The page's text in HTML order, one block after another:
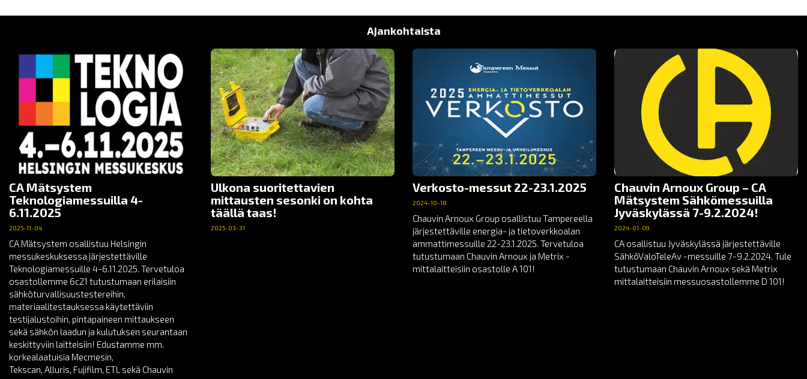
Ajankohtaista
CA Mätsystem
Teknologiamessuilla 4-
6.11.2025
2025-11-04
CA Mätsystem osallistuu Helsingin
messukeskuksessa järjestettäville
Teknologiamessuille 4-6.11.2025. Tervetuloa
osastollemme 6c21 tutustumaan erilaisiin
sähköturvallisuustestereihin,
materiaalitestauksessa käytettäviin
testijalustoihin, pintapaineen mittaukseen
sekä sähkön laadun ja kulutuksen seurantaan
keskittyviin laitteisiin! Edustamme mm.
korkealaatuisia Mecmesin,
Tekscan, Alluris, Fujifilm, ETL sekä Chauvin
Ulkona suoritettavien
mittausten sesonki on kohta
täällä taas!
2025-03-31
Verkosto-messut 22-23.1.2025
2024-10-18
Chauvin Arnoux Group osallistuu Tampereella
järjestettäville energia- ja tietoverkkoalan
ammattimessuille 22-23.1.2025. Tervetuloa
tutustumaan Chauvin Arnoux ja Metrix -
mittalaitteisiin osastolle A 101!
Chauvin Arnoux Group – CA
Mätsystem Sähkömessuilla
Jyväskylässä 7-9.2.2024!
2024-01-09
CA osallistuu Jyväskylässä järjestettäville
SähköValoTeleAv -messuille 7-9.2.2024. Tule
tutustumaan Chauvin Arnoux sekä Metrix
mittalaitteisiin messuosastollemme D 101!